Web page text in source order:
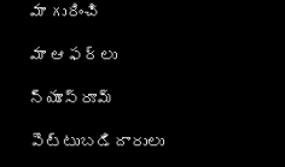
మా గురించి
మా ఆఫర్లు
న్యూస్‌రూమ్
పెట్టుబడిదారులు